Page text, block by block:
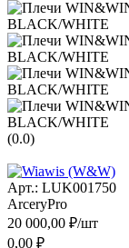
(0.0)
Арт.: LUK001750
ArceryPro
20 000,00 ₽/шт
0,00 ₽